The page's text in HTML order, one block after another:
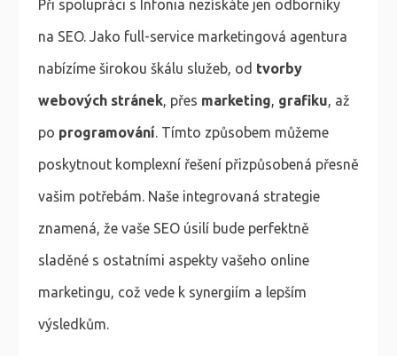
Při spolupráci s Infonia nezískáte jen odborníky
na SEO. Jako full-service marketingová agentura
nabízíme širokou škálu služeb, od tvorby
webových stránek, přes marketing, grafiku, až
po programování. Tímto způsobem můžeme
poskytnout komplexní řešení přizpůsobená přesně
vašim potřebám. Naše integrovaná strategie
znamená, že vaše SEO úsilí bude perfektně
sladěné s ostatními aspekty vašeho online
marketingu, což vede k synergiím a lepším
výsledkům.